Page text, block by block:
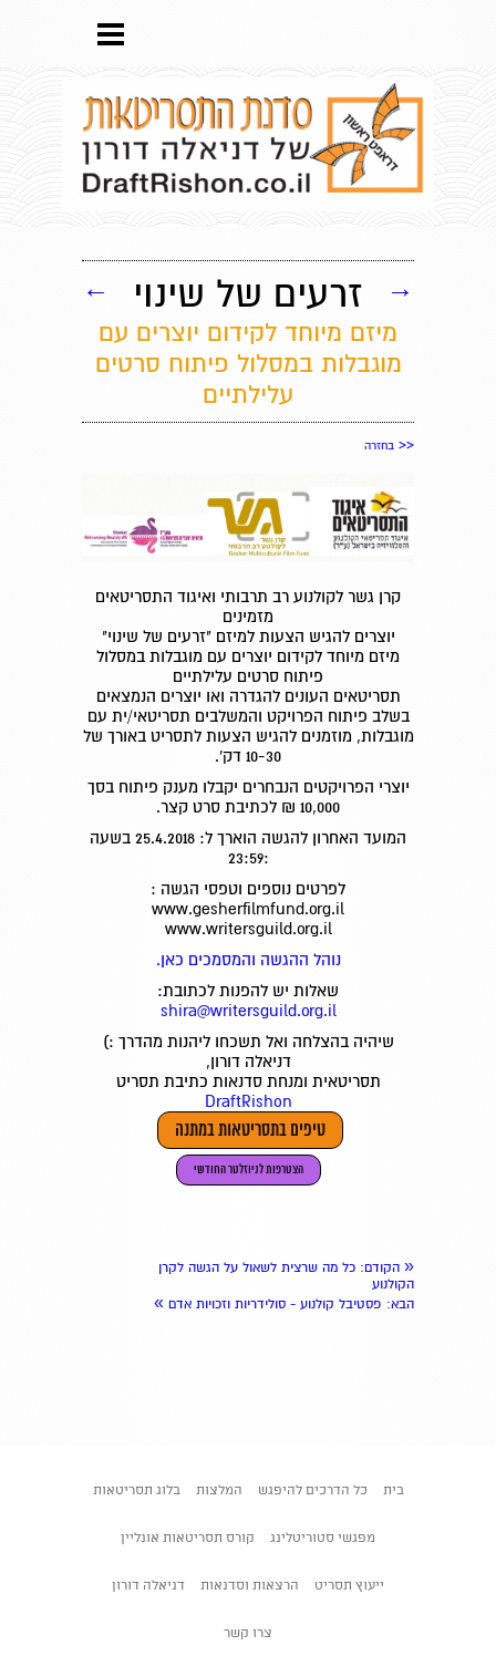
זרעים של שינוי
מיזם מיוחד לקידום יוצרים עם
מוגבלות במסלול פיתוח סרטים
עלילתיים
← →
<< בחזרה
קרן גשר לקולנוע רב תרבותי ואיגוד התסריטאים
מזמינים
יוצרים להגיש הצעות למיזם "זרעים של שינוי"
מיזם מיוחד לקידום יוצרים עם מוגבלות במסלול
פיתוח סרטים עלילתיים
תסריטאים העונים להגדרה ואו יוצרים הנמצאים
בשלב פיתוח הפרויקט והמשלבים תסריטאי/ית עם
מוגבלות, מוזמנים להגיש הצעות לתסריט באורך של
10-30 דק'.
יוצרי הפרויקטים הנבחרים יקבלו מענק פיתוח בסך
10,000 ₪ לכתיבת סרט קצר.
המועד האחרון להגשה הוארך ל: 25.4.2018 בשעה
:23:59
לפרטים נוספים וטפסי הגשה :
www.gesherfilmfund.org.il
www.writersguild.org.il
נוהל ההגשה והמסמכים כאן.
שאלות יש להפנות לכתובת:
shira@writersguild.org.il
שיהיה בהצלחה ואל תשכחו ליהנות מהדרך :)
דניאלה דורון,
תסריטאית ומנחת סדנאות כתיבת תסריט
DraftRishon
טיפים בתסריטאות במתנה
הצטרפות לניוזלטר החודשי
« הקודם: כל מה שרצית לשאול על הגשה לקרן
הקולנוע
הבא: פסטיבל קולנוע - סולידריות וזכויות אדם »
בית כל הדרכים להיפגש המלצות בלוג תסריטאות
מפגשי סטוריטלינג קורס תסריטאות אונליין
ייעוץ תסריט הרצאות וסדנאות דניאלה דורון
צרו קשר